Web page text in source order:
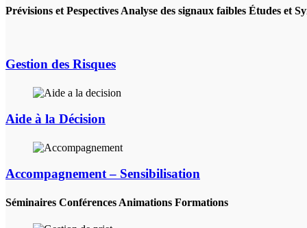
Prévisions et Pespectives Analyse des signaux faibles Études et
Gestion des Risques
Aide à la Décision
Accompagnement – Sensibilisation
Séminaires Conférences Animations Formations